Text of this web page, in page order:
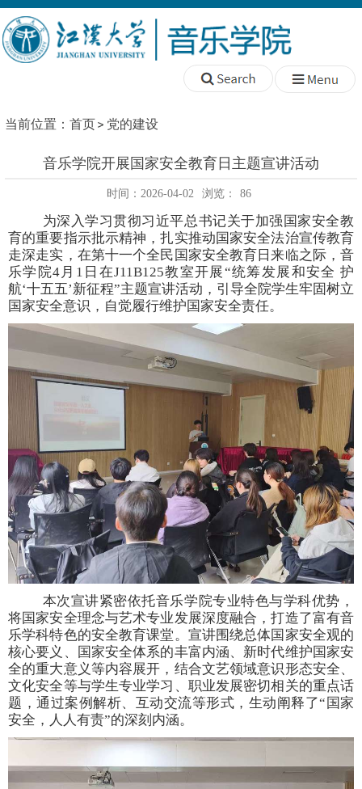
当前位置： 首页 党的建设
音乐学院开展国家安全教育日主题宣讲活动
时间：2026-04-02 浏览： 86
为深入学习贯彻习近平总书记关于加强国家安全教
育的重要指示批示精神，扎实推动国家安全法治宣传教育
走深走实，在第十一个全民国家安全教育日来临之际，音
乐学院4月1日在J11B125教室开展“统筹发展和安全 护
航‘十五五’新征程”主题宣讲活动，引导全院学生牢固树立
国家安全意识，自觉履行维护国家安全责任。
本次宣讲紧密依托音乐学院专业特色与学科优势，
将国家安全理念与艺术专业发展深度融合，打造了富有音
乐学科特色的安全教育课堂。宣讲围绕总体国家安全观的
核心要义、国家安全体系的丰富内涵、新时代维护国家安
全的重大意义等内容展开，结合文艺领域意识形态安全、
文化安全等与学生专业学习、职业发展密切相关的重点话
题，通过案例解析、互动交流等形式，生动阐释了“国家
安全，人人有责”的深刻内涵。